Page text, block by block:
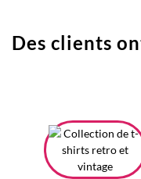
Des clients